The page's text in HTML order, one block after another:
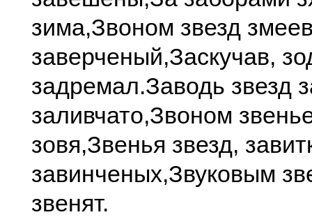
зима,Звоном звезд
заверченый,Заскучав,
задремал.Заводь звезд
заливчато,Звоном
зовя,Звенья звезд,
завинченых,Звуковым
звенят.